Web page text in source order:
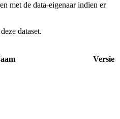
met de data-eigenaar indien er
dataset.
Versie